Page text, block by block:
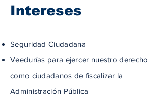
Intereses
Seguridad Ciudadana
Veedurías para ejercer nuestro derecho
como ciudadanos de fiscalizar la
Administración Pública